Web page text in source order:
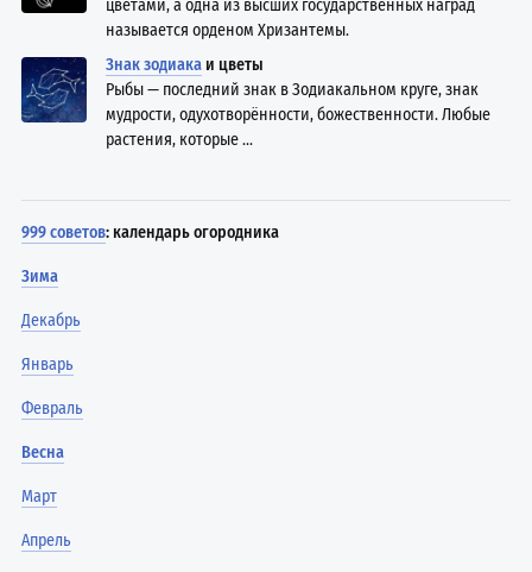
цветами, а одна из высших государственных наград
называется орденом Хризантемы.
Знак зодиака и цветы
Рыбы — последний знак в Зодиакальном круге, знак
мудрости, одухотворённости, божественности. Любые
растения, которые ...
999 советов: календарь огородника
Зима
Декабрь
Январь
Февраль
Весна
Март
Апрель